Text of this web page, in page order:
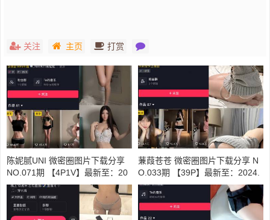
关注 主页 打赏
陈妮腻UNI 微密圈图片下载分享
NO.071期 【4P1V】最新至：20
23.12.10
蒹葭苍苍 微密圈图片下载分享 N
O.033期 【39P】最新至：2024.
8.30